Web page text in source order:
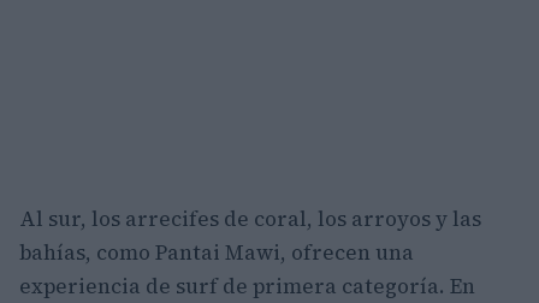
Al sur, los arrecifes de coral, los arroyos y las
bahías, como Pantai Mawi, ofrecen una
experiencia de surf de primera categoría. En